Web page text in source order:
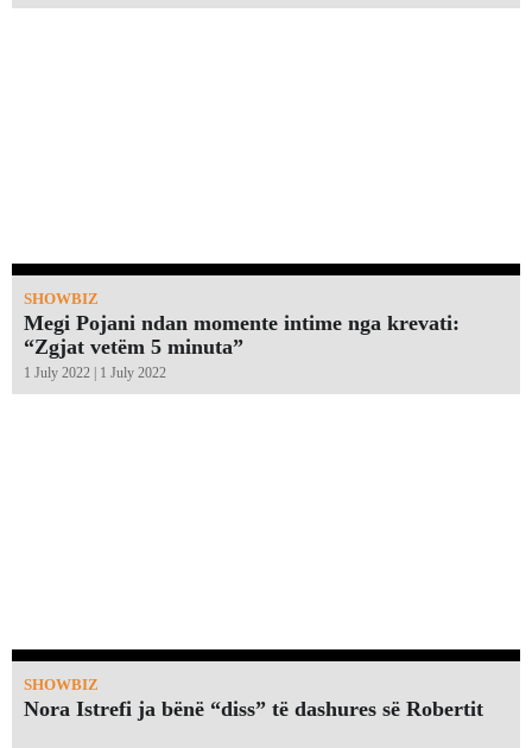
SHOWBIZ
Megi Pojani ndan momente intime nga krevati:
“Zgjat vetëm 5 minuta”￼
1 July 2022 | 1 July 2022
SHOWBIZ
Nora Istrefi ja bënë “diss” të dashures së Robertit